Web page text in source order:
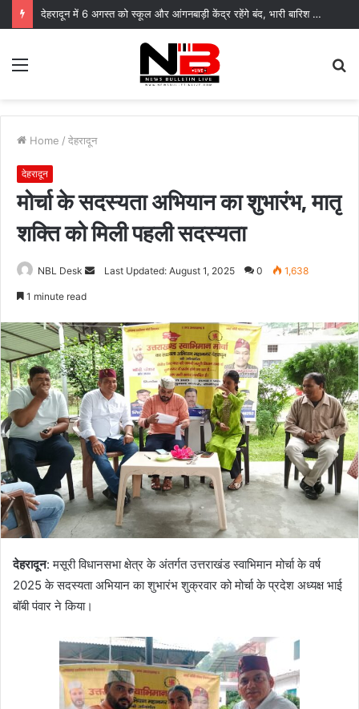
देहरादून में 6 अगस्त को स्कूल और आंगनबाड़ी केंद्र रहेंगे बंद, भारी बारिश का रेड अलर्ट
Menu
Home / देहरादून
देहरादून
मोर्चा के सदस्यता अभियान का शुभारंभ, मातृ
शक्ति को मिली पहली सदस्यता
NBL Desk
SendLast Updated: August 1, 2025 0 1,638
1 minute read
देहरादून: मसूरी विधानसभा क्षेत्र के अंतर्गत उत्तराखंड स्वाभिमान मोर्चा के वर्ष
2025 के सदस्यता अभियान का शुभारंभ शुक्रवार को मोर्चा के प्रदेश अध्यक्ष भाई
बॉबी पंवार ने किया।